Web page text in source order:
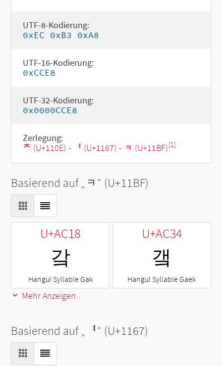
UTF-8-Kodierung:
0xEC 0xB3 0xA8
UTF-16-Kodierung:
0xCCE8
UTF-32-Kodierung:
0x0000CCE8
Zerlegung:
ᄎ (U+110E) - ᅧ (U+1167) - ᆿ (U+11BF)[1]
Basierend auf „ᆿ“ (U+11BF)
U+AC18
갘
Hangul Syllable Gak
U+AC34
갴
Hangul Syllable Gaek
Mehr Anzeigen
Basierend auf „ ᅧ“ (U+1167)